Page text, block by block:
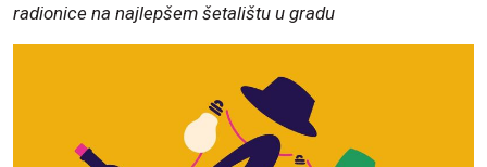
radionice na najlepšem šetalištu u gradu